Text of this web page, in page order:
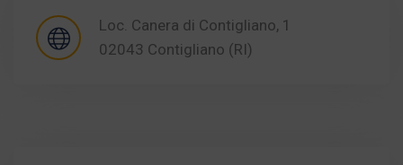
Loc. Canera di Contigliano, 1
02043 Contigliano (RI)